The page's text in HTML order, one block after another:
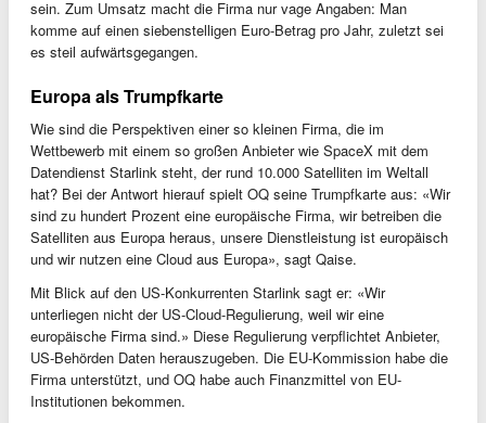
sein. Zum Umsatz macht die Firma nur vage Angaben: Man
komme auf einen siebenstelligen Euro-Betrag pro Jahr, zuletzt sei
es steil aufwärtsgegangen.
Europa als Trumpfkarte
Wie sind die Perspektiven einer so kleinen Firma, die im
Wettbewerb mit einem so großen Anbieter wie SpaceX mit dem
Datendienst Starlink steht, der rund 10.000 Satelliten im Weltall
hat? Bei der Antwort hierauf spielt OQ seine Trumpfkarte aus: «Wir
sind zu hundert Prozent eine europäische Firma, wir betreiben die
Satelliten aus Europa heraus, unsere Dienstleistung ist europäisch
und wir nutzen eine Cloud aus Europa», sagt Qaise.
Mit Blick auf den US-Konkurrenten Starlink sagt er: «Wir
unterliegen nicht der US-Cloud-Regulierung, weil wir eine
europäische Firma sind.» Diese Regulierung verpflichtet Anbieter,
US-Behörden Daten herauszugeben. Die EU-Kommission habe die
Firma unterstützt, und OQ habe auch Finanzmittel von EU-
Institutionen bekommen.